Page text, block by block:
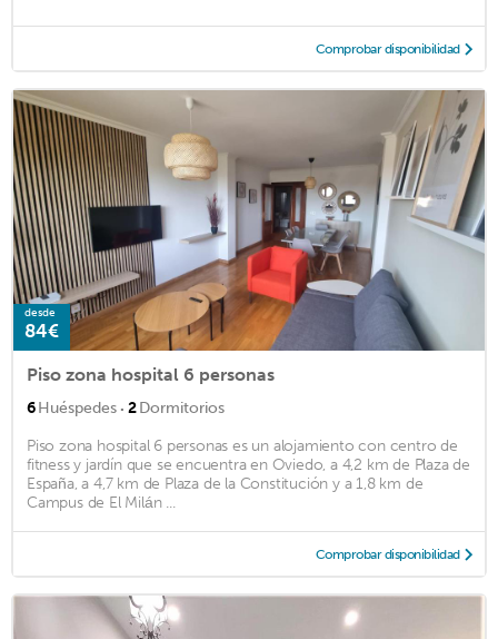
Comprobar disponibilidad
desde
84€
Piso zona hospital 6 personas
6Huéspedes · 2Dormitorios
Piso zona hospital 6 personas es un alojamiento con centro de
fitness y jardín que se encuentra en Oviedo, a 4,2 km de Plaza de
España, a 4,7 km de Plaza de la Constitución y a 1,8 km de
Campus de El Milán ...
Comprobar disponibilidad